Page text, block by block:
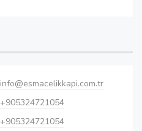
info@esmacelikkapi.com.tr
+905324721054
+905324721054